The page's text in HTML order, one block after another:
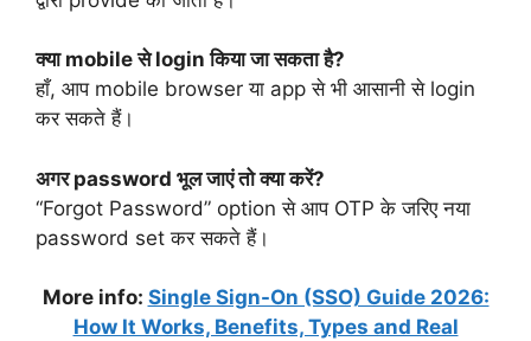
क्या mobile से login किया जा सकता है?
हाँ, आप mobile browser या app से भी आसानी से login
कर सकते हैं।
अगर password भूल जाएं तो क्या करें?
“Forgot Password” option से आप OTP के जरिए नया
password set कर सकते हैं।
More info: Single Sign-On (SSO) Guide 2026:
How It Works, Benefits, Types and Real